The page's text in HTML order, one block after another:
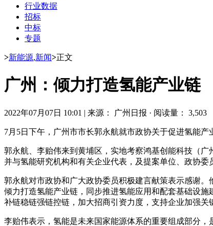
行业数据
招标
中标
专题
>新能源,新闻>正文
广州：倾力打造氢能产业链
2022年07月07日 10:01 | 来源： 广州日报 · 阅读量： 3,503
7月5日下午，广州市市长郭永航就市政协关于促进氢能
郭永航、李贻伟来到黄埔区，实地考察鸿基创能科技（
并与氢能研究机构和有关企业代表，及提案单位、政协委
郭永航对市政协和广大政协委员积极建言献策表示感谢
倾力打造氢能产业链，同步推进氢能应用和配套基础设
补链稳链强链控链，加大招商引资力度，支持企业加强
李贻伟表示，氢能是未来国家能源体系的重要组成部分